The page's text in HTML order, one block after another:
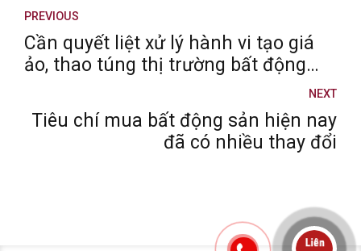
PREVIOUS
Cần quyết liệt xử lý hành vi tạo giá
ảo, thao túng thị trường bất động
NEXT
Tiêu chí mua bất động sản hiện nay
đã có nhiều thay đổi